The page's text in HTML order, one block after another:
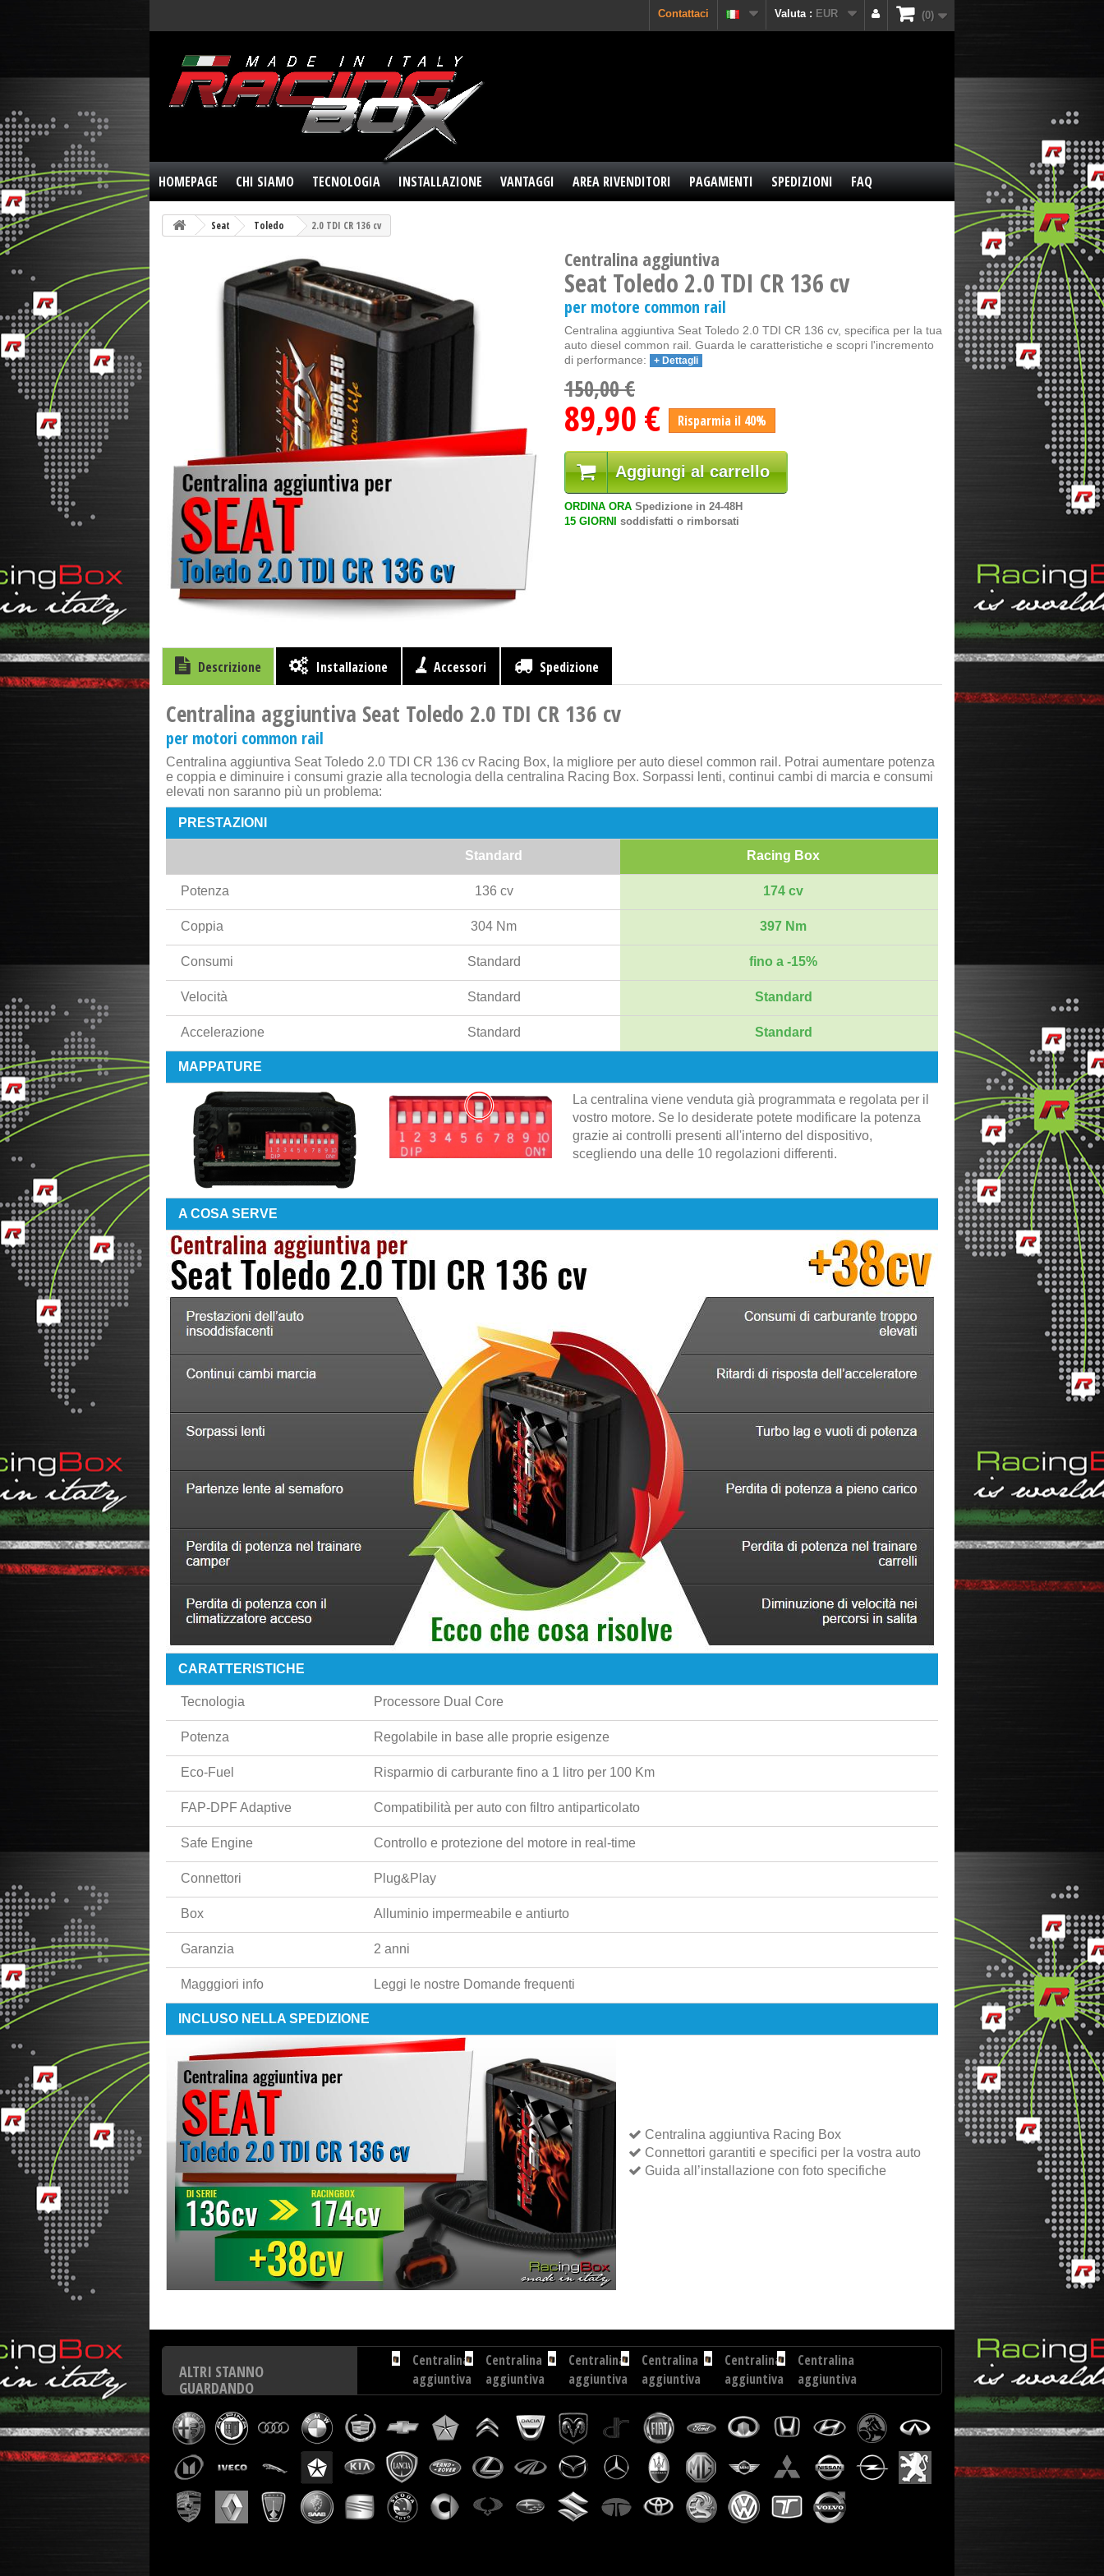
0
Valuta : EUR
Contattaci
HOMEPAGE CHI SIAMO TECNOLOGIA INSTALLAZIONE VANTAGGI AREA RIVENDITORI PAGAMENTI SPEDIZIONI FAQ
Seat Toledo 2.0 TDI CR 136 cv
Centralina aggiuntiva
Seat Toledo 2.0 TDI CR 136 cv
per motore common rail
Centralina aggiuntiva Seat Toledo 2.0 TDI CR 136 cv, specifica per la tua
auto diesel common rail. Guarda le caratteristiche e scopri l'incremento
di performance:
+ Dettagli
150,00 €
89,90 € Risparmia il 40%
Aggiungi al carrello
ORDINA ORA Spedizione in 24-48H
15 GIORNI
soddisfatti o rimborsati
Descrizione Installazione Accessori Spedizione
Centralina aggiuntiva Seat Toledo 2.0 TDI CR 136 cv
per motori common rail
Centralina aggiuntiva Seat Toledo 2.0 TDI CR 136 cv Racing Box, la migliore per auto diesel common rail. Potrai aumentare potenza
e coppia e diminuire i consumi grazie alla tecnologia della centralina Racing Box. Sorpassi lenti, continui cambi di marcia e consumi
elevati non saranno più un problema:
PRESTAZIONI
Standard Racing Box
Potenza 136 cv 174 cv
Coppia 304 Nm 397 Nm
Consumi Standard fino a -15%
Velocità Standard Standard
Accelerazione Standard Standard
MAPPATURE
La centralina viene venduta già programmata e regolata per il
vostro motore. Se lo desiderate potete modificare la potenza
grazie ai controlli presenti all'interno del dispositivo,
scegliendo una delle 10 regolazioni differenti.
A COSA SERVE
CARATTERISTICHE
Tecnologia Processore Dual Core
Potenza Regolabile in base alle proprie esigenze
Eco-Fuel Risparmio di carburante fino a 1 litro per 100 Km
FAP-DPF Adaptive Compatibilità per auto con filtro antiparticolato
Safe Engine Controllo e protezione del motore in real-time
Connettori Plug&Play
Box Alluminio impermeabile e antiurto
Garanzia 2 anni
Magggiori info Leggi le nostre Domande frequenti
INCLUSO NELLA SPEDIZIONE
Centralina aggiuntiva Racing Box
Connettori garantiti e specifici per la vostra auto
Guida all’installazione con foto specifiche
ALTRI STANNO
GUARDANDO
Centralina
aggiuntiva
Renault
Master
2.3...
Centralina
aggiuntiva
Nissan
Almera
Tino
2.2
DCI
cv
Centralina
aggiuntiva
Audi
A4
2.0
TDI
CR...
Centralina
aggiuntiva
Mercedes
GLA
220
CDI
170
Centralina
aggiuntiva
Mitsubishi
Outlander...
Centralina
aggiuntiva
Nissan
Qashqai
1.5
106
cv
Centralina
Centralina
Centralina
Centralina